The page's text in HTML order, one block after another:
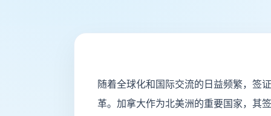
随着全球化和国际交流的日益频繁，签
革。加拿大作为北美洲的重要国家，其